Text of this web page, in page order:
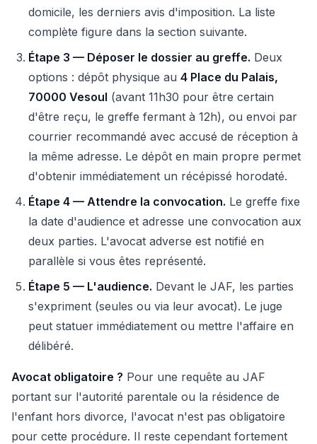
domicile, les derniers avis d'imposition. La liste
complète figure dans la section suivante.
Étape 3 — Déposer le dossier au greffe. Deux
options : dépôt physique au 4 Place du Palais,
70000 Vesoul (avant 11h30 pour être certain
d'être reçu, le greffe fermant à 12h), ou envoi par
courrier recommandé avec accusé de réception à
la même adresse. Le dépôt en main propre permet
d'obtenir immédiatement un récépissé horodaté.
Étape 4 — Attendre la convocation. Le greffe fixe
la date d'audience et adresse une convocation aux
deux parties. L'avocat adverse est notifié en
parallèle si vous êtes représenté.
Étape 5 — L'audience. Devant le JAF, les parties
s'expriment (seules ou via leur avocat). Le juge
peut statuer immédiatement ou mettre l'affaire en
délibéré.
Avocat obligatoire ? Pour une requête au JAF
portant sur l'autorité parentale ou la résidence de
l'enfant hors divorce, l'avocat n'est pas obligatoire
pour cette procédure. Il reste cependant fortement